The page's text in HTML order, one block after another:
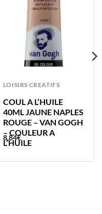
LOISIRS CREATIFS
COUL A L’HUILE
40ML JAUNE NAPLES
ROUGE – VAN GOGH
– COULEUR A
L’HUILE
8,84€